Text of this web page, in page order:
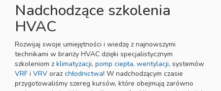
Nadchodzące szkolenia
HVAC
Rozwijaj swoje umiejętności i wiedzę z najnowszymi
technikami w branży HVAC dzięki specjalistycznym
szkoleniom z klimatyzacji, pomp ciepła, wentylacji, systemów
VRF i VRV oraz chłodnictwa! W nadchodzącym czasie
przygotowaliśmy szereg kursów, które obejmują zarówno